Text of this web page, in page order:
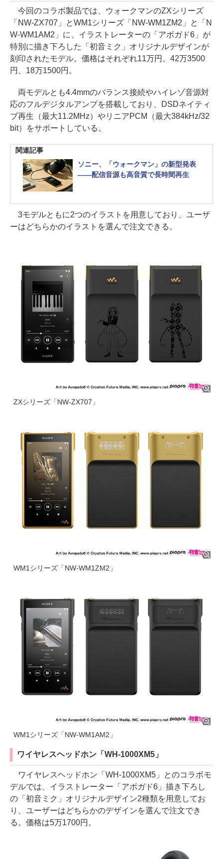
今回のコラボ製品では、ウォークマンのZXシリーズ
「NW-ZX707」とWM1シリーズ「NW-WM1ZM2」と「N
W-WM1AM2」に、イラストレーターの「アボガド6」が
特別に描き下ろした「初音ミク」オリジナルデザインが
刻印されたモデル。価格はそれぞれ11万円、42万3500
円、18万1500円。
両モデルとも4.4mmのバランス接続やハイレゾ音源対
応のフルデジタルアンプを搭載しており、DSDネイティ
ブ再生（最大11.2MHz）やリニアPCM（最大384kHz/32
bit）をサポートしている。
関連記事
ソニー、「ウォークマン」の新型発表
――配信音源も高音質で長時間再生
3モデルともに2つのイラストを用意しており、ユーザ
ーはどちらかのイラストを選んで注文できる。
ZXシリーズ「NW-ZX707」
WM1シリーズ「NW-WM1ZM2」
WM1シリーズ「NW-WM1AM2」
ワイヤレスヘッドホン「WH-1000XM5」
ワイヤレスヘッドホン「WH-1000XM5」とのコラボモ
デルでは、イラストレーター「アボガド6」描き下ろし
の「初音ミク」オリジナルデザイン2種類を用意してお
り、ユーザーはどちらかのデザインを選んで注文でき
る。価格は5万1700円。